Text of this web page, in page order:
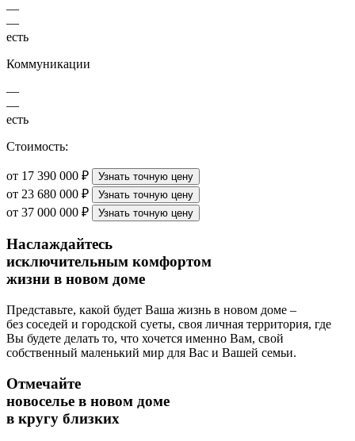
—
—
есть
Коммуникации
—
—
есть
Стоимость:
от 17 390 000 ₽ Узнать точную цену
от 23 680 000 ₽ Узнать точную цену
от 37 000 000 ₽ Узнать точную цену
Наслаждайтесь
исключительным комфортом
жизни в новом доме
Представьте, какой будет Ваша жизнь в новом доме –
без соседей и городской суеты, своя личная территория, где
Вы будете делать то, что хочется именно Вам, свой
собственный маленький мир для Вас и Вашей семьи.
Отмечайте
новоселье в новом доме
в кругу близких